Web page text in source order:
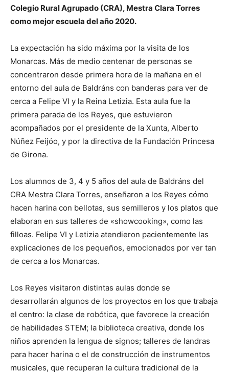
Colegio Rural Agrupado (CRA), Mestra Clara Torres
como mejor escuela del año 2020.
La expectación ha sido máxima por la visita de los
Monarcas. Más de medio centenar de personas se
concentraron desde primera hora de la mañana en el
entorno del aula de Baldráns con banderas para ver de
cerca a Felipe VI y la Reina Letizia. Esta aula fue la
primera parada de los Reyes, que estuvieron
acompañados por el presidente de la Xunta, Alberto
Núñez Feijóo, y por la directiva de la Fundación Princesa
de Girona.
Los alumnos de 3, 4 y 5 años del aula de Baldráns del
CRA Mestra Clara Torres, enseñaron a los Reyes cómo
hacen harina con bellotas, sus semilleros y los platos que
elaboran en sus talleres de «showcooking», como las
filloas. Felipe VI y Letizia atendieron pacientemente las
explicaciones de los pequeños, emocionados por ver tan
de cerca a los Monarcas.
Los Reyes visitaron distintas aulas donde se
desarrollarán algunos de los proyectos en los que trabaja
el centro: la clase de robótica, que favorece la creación
de habilidades STEM; la biblioteca creativa, donde los
niños aprenden la lengua de signos; talleres de landras
para hacer harina o el de construcción de instrumentos
musicales, que recuperan la cultura tradicional de la